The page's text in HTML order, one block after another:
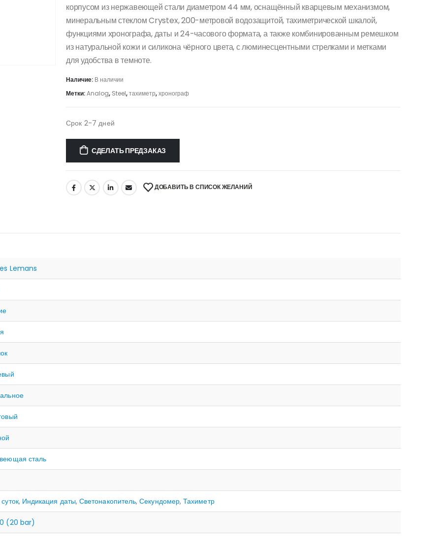
корпусом из нержавеющей стали диаметром 44 мм, оснащённый кварцевым механизмом,
минеральным стеклом Crystex, 200-метровой водозащитой, тахиметрической шкалой,
функциями хронографа, даты и 24-часового формата, а также комбинированным ремешком
из натуральной кожи и силикона чёрного цвета, с люминесцентными стрелками и метками
для удобства в темноте.
Наличие: В наличии
Метки:Analog, Steel,тахиметр,хронограф
Срок 2-7 дней
СДЕЛАТЬ ПРЕДЗАКАЗ
ДОБАВИТЬ В СПИСОК ЖЕЛАНИЙ
Lemans
сталь
, Индикация даты,Светонакопитель,Секундомер,Тахиметр
(20 bar)